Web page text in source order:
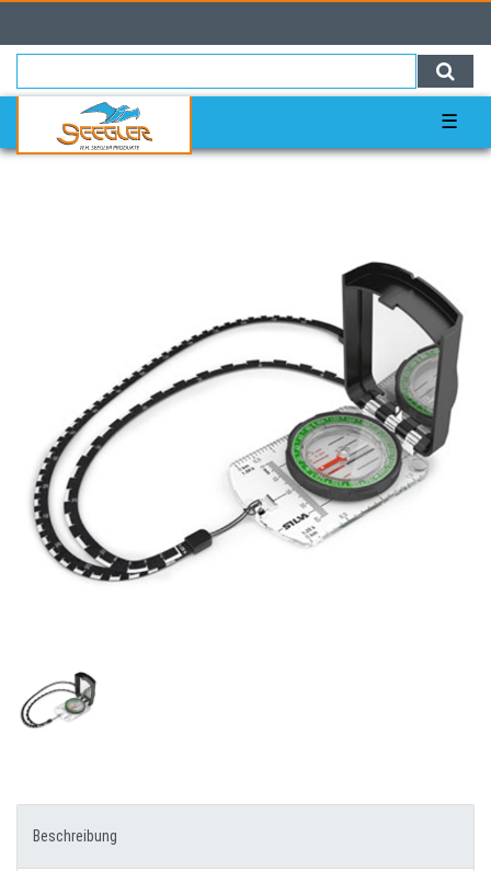
☰
Beschreibung